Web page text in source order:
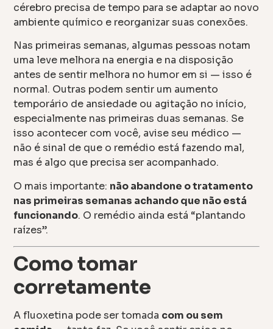
cérebro precisa de tempo para se adaptar ao novo
ambiente químico e reorganizar suas conexões.
Nas primeiras semanas, algumas pessoas notam
uma leve melhora na energia e na disposição
antes de sentir melhora no humor em si — isso é
normal. Outras podem sentir um aumento
temporário de ansiedade ou agitação no início,
especialmente nas primeiras duas semanas. Se
isso acontecer com você, avise seu médico —
não é sinal de que o remédio está fazendo mal,
mas é algo que precisa ser acompanhado.
O mais importante: não abandone o tratamento
nas primeiras semanas achando que não está
funcionando. O remédio ainda está “plantando
raízes”.
Como tomar
corretamente
A fluoxetina pode ser tomada com ou sem